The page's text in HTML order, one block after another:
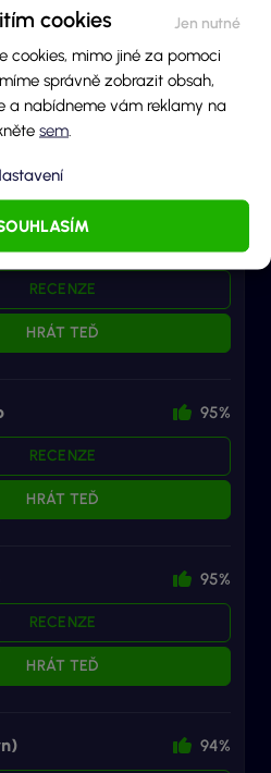
cookies
cookies, mimo jiné za pomoci
správně zobrazit obsah,
a nabídneme vám reklamy na
sem
96%
HRÁT TEĎ
RECENZE
HRÁT TEĎ
95%
RECENZE
HRÁT TEĎ
95%
RECENZE
HRÁT TEĎ
94%